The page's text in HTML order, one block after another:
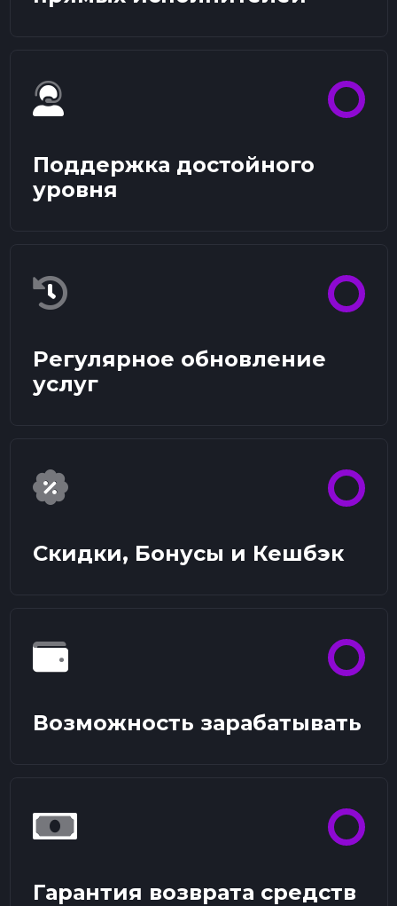
Поддержка достойного
уровня
Регулярное обновление
услуг
Скидки, Бонусы и Кешбэк
Возможность зарабатывать
Гарантия возврата средств